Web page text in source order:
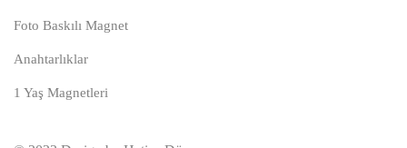
Foto Baskılı Magnet
Anahtarlıklar
1 Yaş Magnetleri